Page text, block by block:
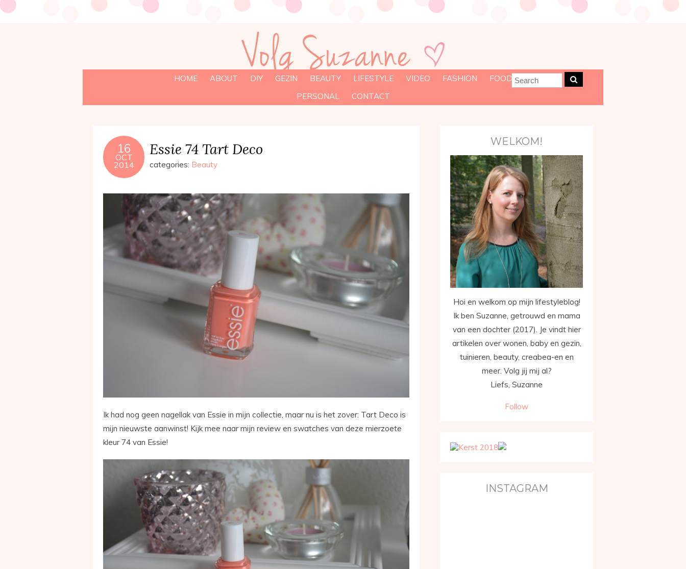
HOME ABOUT DIY GEZIN BEAUTY LIFESTYLE VIDEO FASHION
FOOD
PERSONAL
CONTACT
16
OCT
2014
Essie 74 Tart Deco
categories: Beauty
Ik had nog geen nagellak van Essie in mijn collectie, maar nu is het zover: Tart Deco is
mijn nieuwste aanwinst! Kijk mee naar mijn review en swatches van deze mierzoete
kleur 74 van Essie!
WELKOM!
Hoi en welkom op mijn lifestyleblog!
Ik ben Suzanne, getrouwd en mama
van een dochter (2017). Je vindt hier
artikelen over wonen, baby en gezin,
tuinieren, beauty, creabea-en en
meer. Volg jij mij al?
Liefs, Suzanne
Follow
INSTAGRAM